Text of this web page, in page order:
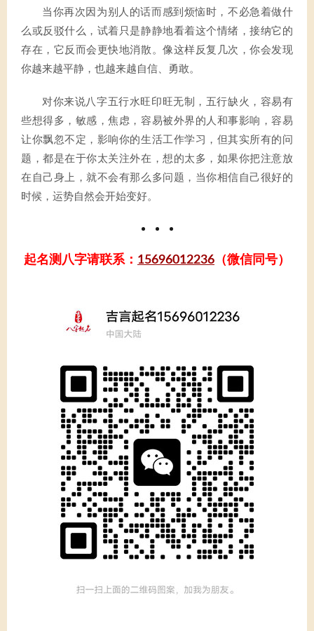
当你再次因为别人的话而感到烦恼时，不必急着做什
么或反驳什么，试着只是静静地看着这个情绪，接纳它的
存在，它反而会更快地消散。像这样反复几次，你会发现
你越来越平静，也越来越自信、勇敢。
对你来说八字五行水旺印旺无制，五行缺火，容易有
些想得多，敏感，焦虑，容易被外界的人和事影响，容易
让你飘忽不定，影响你的生活工作学习，但其实所有的问
题，都是在于你太关注外在，想的太多，如果你把注意放
在自己身上，就不会有那么多问题，当你相信自己很好的
时候，运势自然会开始变好。
起名测八字请联系： 15696012236 （微信同号）